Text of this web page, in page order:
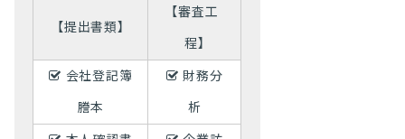
【提出書類】
【審査工
程】
会社登記簿
謄本
財務分
析